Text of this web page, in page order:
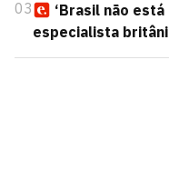
03
‘Brasil não
especialista